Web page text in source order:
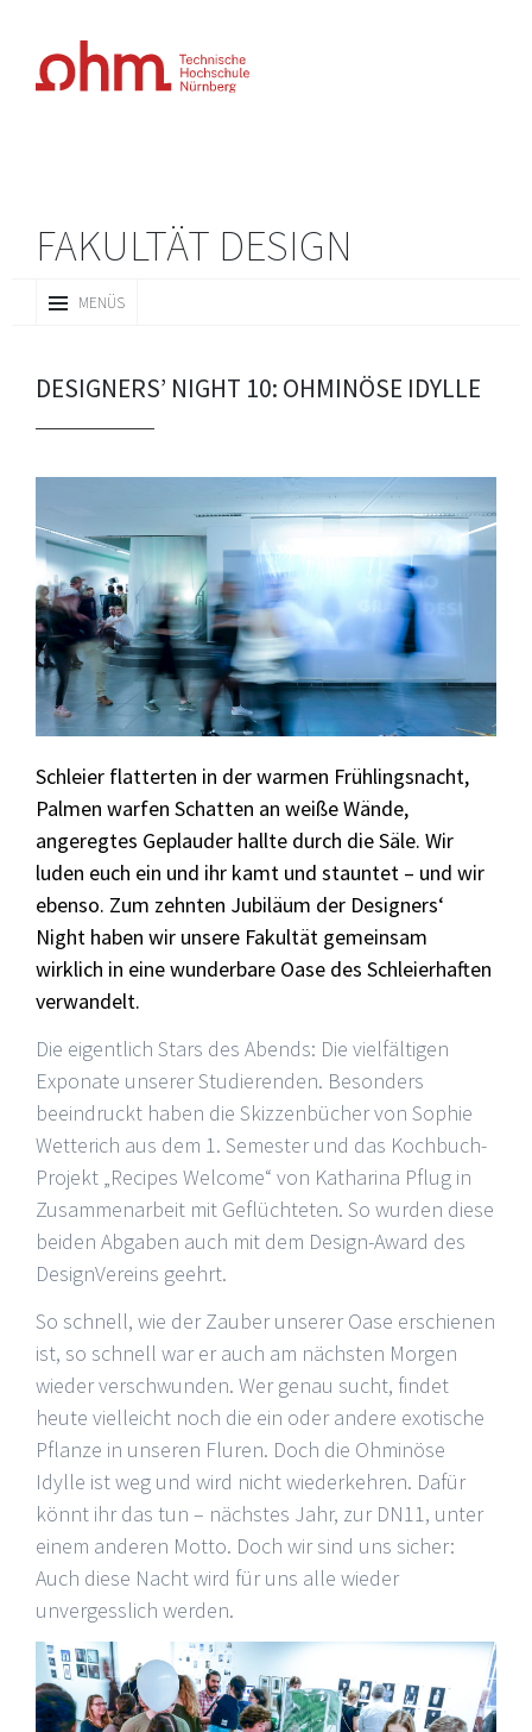
FAKULTÄT DESIGN
MENÜS
INHALT
DESIGNERS’ NIGHT 10: OHMINÖSE IDYLLE
Schleier flatterten in der warmen Frühlingsnacht,
Palmen warfen Schatten an weiße Wände,
angeregtes Geplauder hallte durch die Säle. Wir
luden euch ein und ihr kamt und stauntet – und wir
ebenso. Zum zehnten Jubiläum der Designers‘
Night haben wir unsere Fakultät gemeinsam
wirklich in eine wunderbare Oase des Schleierhaften
verwandelt.
Die eigentlich Stars des Abends: Die vielfältigen
Exponate unserer Studierenden. Besonders
beeindruckt haben die Skizzenbücher von Sophie
Wetterich aus dem 1. Semester und das Kochbuch-
Projekt „Recipes Welcome“ von Katharina Pflug in
Zusammenarbeit mit Geflüchteten. So wurden diese
beiden Abgaben auch mit dem Design-Award des
DesignVereins geehrt.
So schnell, wie der Zauber unserer Oase erschienen
ist, so schnell war er auch am nächsten Morgen
wieder verschwunden. Wer genau sucht, findet
heute vielleicht noch die ein oder andere exotische
Pflanze in unseren Fluren. Doch die Ohminöse
Idylle ist weg und wird nicht wiederkehren. Dafür
könnt ihr das tun – nächstes Jahr, zur DN11, unter
einem anderen Motto. Doch wir sind uns sicher:
Auch diese Nacht wird für uns alle wieder
unvergesslich werden.